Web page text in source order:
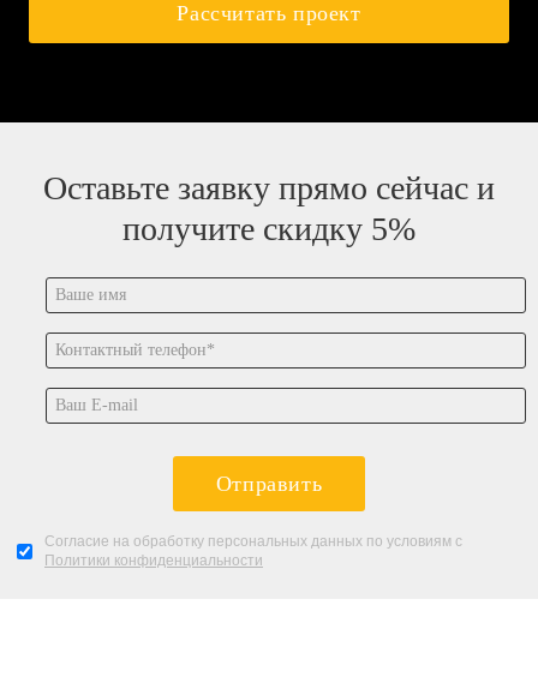
Рассчитать проект
Оставьте заявку прямо сейчас и
получите скидку 5%
Отправить
Согласие на обработку персональных данных по условиям с
Политики конфиденциальности